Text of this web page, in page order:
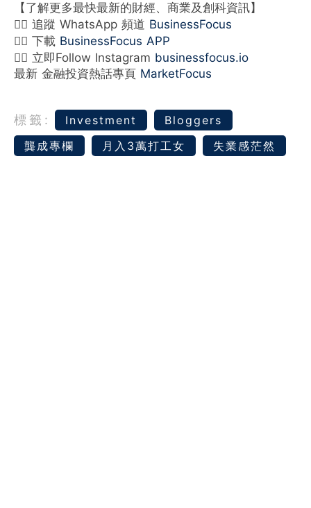
【了解更多最快最新的財經、商業及創科資訊】
👉🏻 追蹤 WhatsApp 頻道 BusinessFocus
👉🏻 下載 BusinessFocus APP
👉🏻 立即Follow Instagram businessfocus.io
最新 金融投資熱話專頁 MarketFocus
標籤: Investment
Bloggers
龔成專欄
月入3萬打工女 失業感茫然